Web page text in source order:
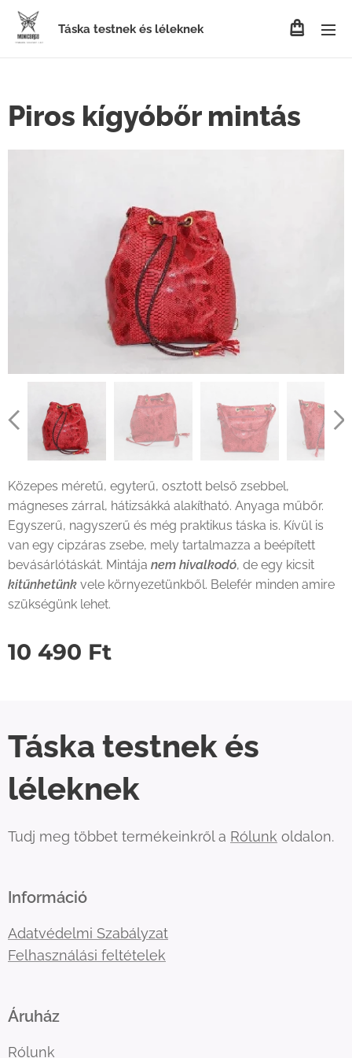
Táska testnek és léleknek
Piros kígyóbőr mintás
Közepes méretű, egyterű, osztott belső zsebbel,
mágneses zárral, hátizsákká alakítható. Anyaga műbőr.
Egyszerű, nagyszerű és még praktikus táska is. Kívül is
van egy cipzáras zsebe, mely tartalmazza a beépített
bevásárlótáskát. Mintája nem hivalkodó, de egy kicsit
kitűnhetünk vele környezetünkből. Belefér minden amire
szükségünk lehet.
10 490 Ft
Táska testnek és
léleknek
Tudj meg többet termékeinkről a Rólunk oldalon.
Információ
Adatvédelmi Szabályzat
Felhasználási feltételek
Áruház
Rólunk